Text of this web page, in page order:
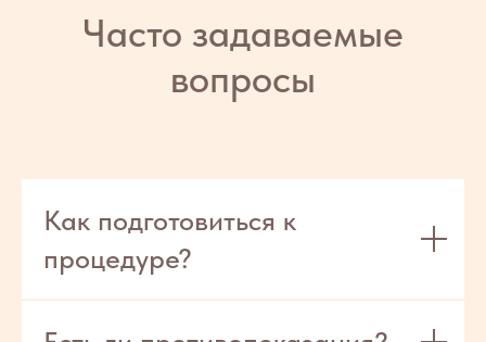
Как подготовиться к
процедуре?